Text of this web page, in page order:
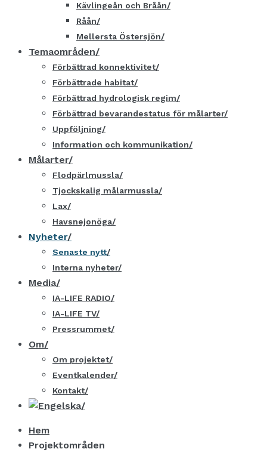
Kävlingeån och Bråån
Råån
Mellersta Östersjön
Temaområden
Förbättrad konnektivitet
Förbättrade habitat
Förbättrad hydrologisk regim
Förbättrad bevarandestatus för målarter
Uppföljning
Information och kommunikation
Målarter
Flodpärlmussla
Tjockskalig målarmussla
Lax
Havsnejonöga
Nyheter
Senaste nytt
Interna nyheter
Media
IA-LIFE RADIO
IA-LIFE TV
Pressrummet
Om
Om projektet
Eventkalender
Kontakt
Hem
Projektområden